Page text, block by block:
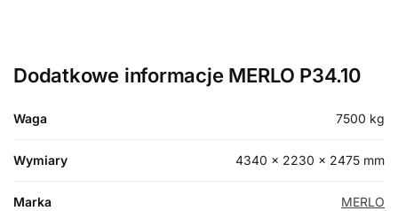
Dodatkowe informacje MERLO P34.10
Waga 7500 kg
Wymiary 4340 × 2230 × 2475 mm
Marka MERLO